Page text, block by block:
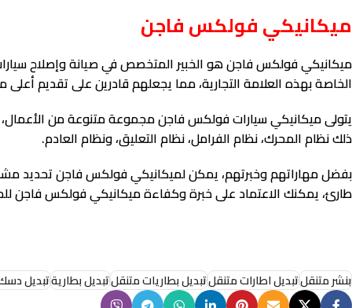
ميكانيكي فولكس فاجن
ميكانيكي فولكس فاجن هو الخبير المتخصص في صيانة وإصلاح
الخاصة بهذه العلامة التجارية، مما يجعلهم قادرين على تقديم
يتولى ميكانيكي سيارات فولكس فاجن مجموعة متنوعة من الأعمال،
ذلك نظام المحرك، نظام الفرامل، نظام التعليق، ونظام العادم.
بفضل مهاراتهم وخبرتهم، يمكن لميكانيكي فولكس فاجن تحديد
طارئ، يمكنك الاعتماد على خبرة وكفاءة ميكانيكي فولكس فاجن
بنشر متنقلتبديل اطارات متنقلتبديل بطاريات متنقلتبديل بطاريةتبديل